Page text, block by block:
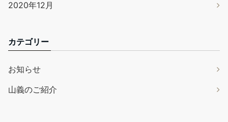
2020年12月
カテゴリー
お知らせ
山義のご紹介